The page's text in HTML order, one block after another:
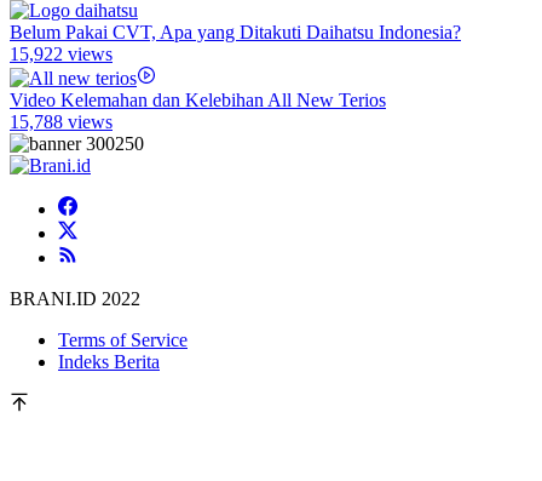
Belum Pakai CVT, Apa yang Ditakuti Daihatsu Indonesia?
15,922 views
Video Kelemahan dan Kelebihan All New Terios
15,788 views
BRANI.ID 2022
Terms of Service
Indeks Berita